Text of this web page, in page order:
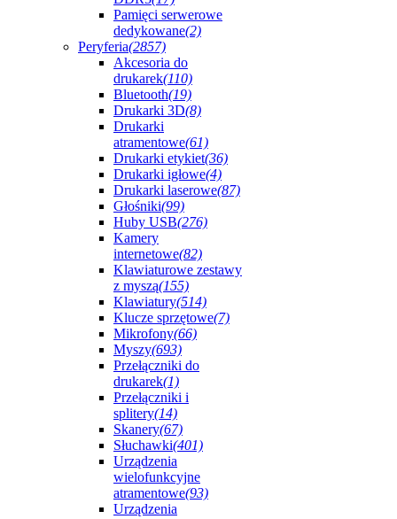
Pamięci serwerowe
dedykowane(2)
Peryferia(2857)
Akcesoria do
drukarek(110)
Bluetooth(19)
Drukarki 3D(8)
Drukarki
atramentowe(61)
Drukarki etykiet(36)
Drukarki igłowe(4)
Drukarki laserowe(87)
Głośniki(99)
Huby USB(276)
Kamery
internetowe(82)
Klawiaturowe zestawy
z myszą(155)
Klawiatury(514)
Klucze sprzętowe(7)
Mikrofony(66)
Myszy(693)
Przełączniki do
drukarek(1)
Przełączniki i
splitery(14)
Skanery(67)
Słuchawki(401)
Urządzenia
wielofunkcyjne
atramentowe(93)
Urządzenia